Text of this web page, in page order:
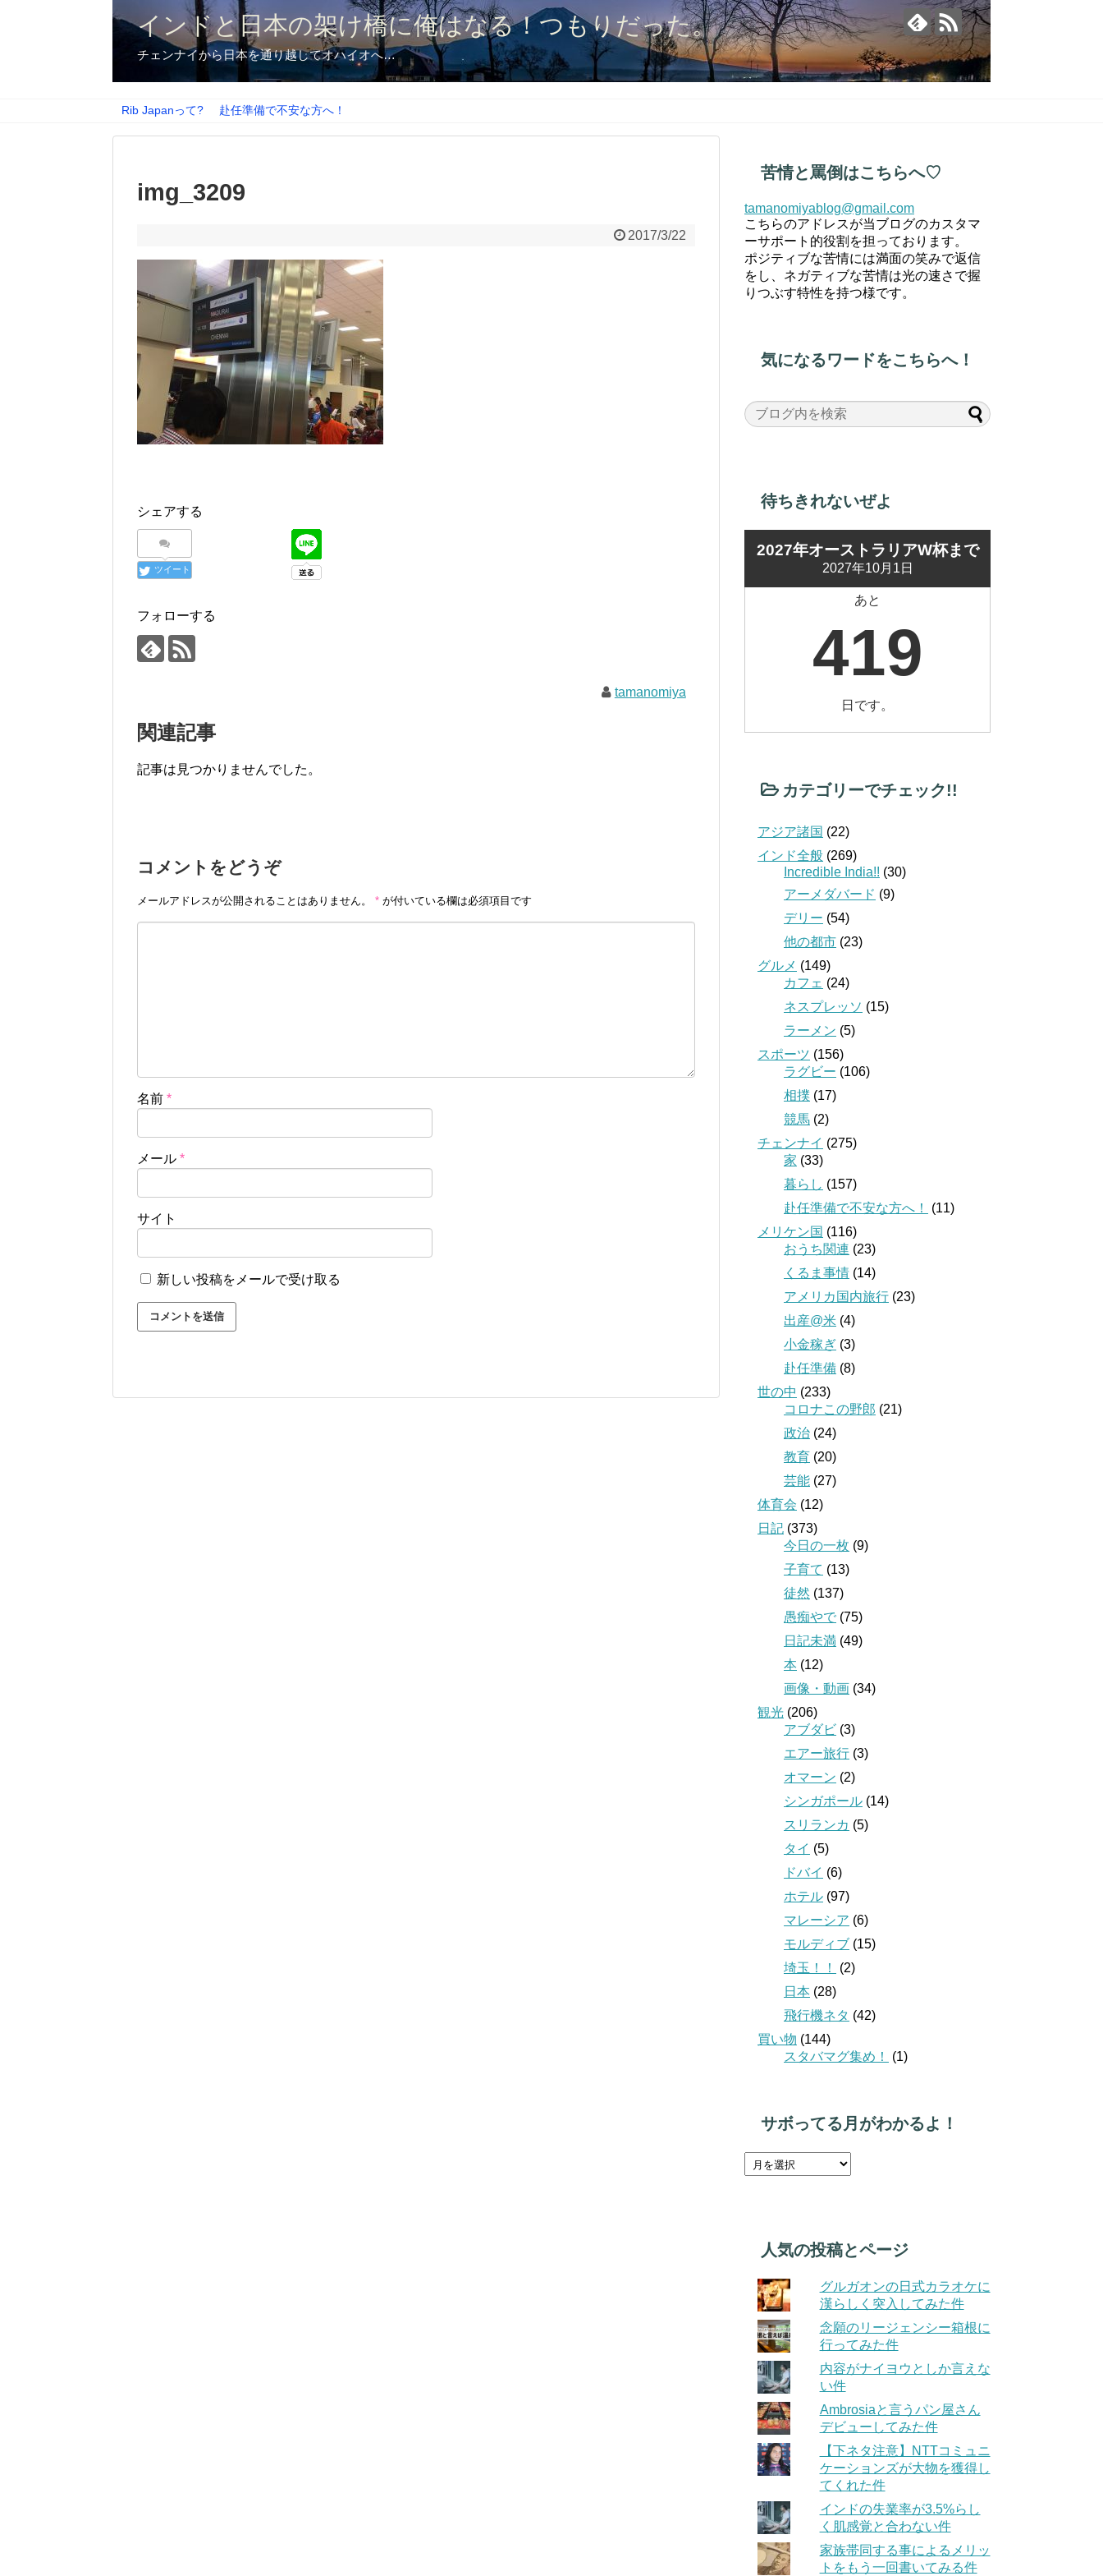
インドと日本の架け橋に俺はなる！つもりだった。
チェンナイから日本を通り越してオハイオへ…
Rib Japanって? 赴任準備で不安な方へ！
img_3209
2017/3/22
シェアする
ツイート
フォローする
tamanomiya
関連記事
記事は見つかりませんでした。
コメントをどうぞ
メールアドレスが公開されることはありません。 * が付いている欄は必須項目です
名前 *
メール *
サイト
新しい投稿をメールで受け取る
苦情と罵倒はこちらへ♡
tamanomiyablog@gmail.com
こちらのアドレスが当ブログのカスタマ
ーサポート的役割を担っております。
ポジティブな苦情には満面の笑みで返信
をし、ネガティブな苦情は光の速さで握
りつぶす特性を持つ様です。
気になるワードをこちらへ！
待ちきれないぜよ
2027年オーストラリアW杯まで
2027年10月1日
あと
419
日です。
カテゴリーでチェック!!
アジア諸国 (22)
インド全般 (269)
Incredible India!! (30)
アーメダバード (9)
デリー (54)
他の都市 (23)
グルメ (149)
カフェ (24)
ネスプレッソ (15)
ラーメン (5)
スポーツ (156)
ラグビー (106)
相撲 (17)
競馬 (2)
チェンナイ (275)
家 (33)
暮らし (157)
赴任準備で不安な方へ！
(11)
メリケン国 (116)
おうち関連 (23)
くるま事情 (14)
アメリカ国内旅行 (23)
出産@米 (4)
小金稼ぎ (3)
赴任準備 (8)
世の中 (233)
コロナこの野郎 (21)
政治 (24)
教育 (20)
芸能 (27)
体育会 (12)
日記 (373)
今日の一枚 (9)
子育て (13)
徒然 (137)
愚痴やで (75)
日記未満 (49)
本 (12)
画像・動画 (34)
観光 (206)
アブダビ (3)
エアー旅行 (3)
オマーン (2)
シンガポール (14)
スリランカ (5)
タイ (5)
ドバイ (6)
ホテル (97)
マレーシア (6)
モルディブ (15)
埼玉！！
(2)
日本 (28)
飛行機ネタ (42)
買い物 (144)
スタバマグ集め！
(1)
サボってる月がわかるよ！
人気の投稿とページ
グルガオンの日式カラオケに
漢らしく突入してみた件
念願のリージェンシー箱根に
行ってみた件
内容がナイヨウとしか言えな
い件
Ambrosiaと言うパン屋さん
デビューしてみた件
【下ネタ注意】NTTコミュニ
ケーションズが大物を獲得し
てくれた件
インドの失業率が3.5%らし
く肌感覚と合わない件
家族帯同する事によるメリッ
トをもう一回書いてみる件